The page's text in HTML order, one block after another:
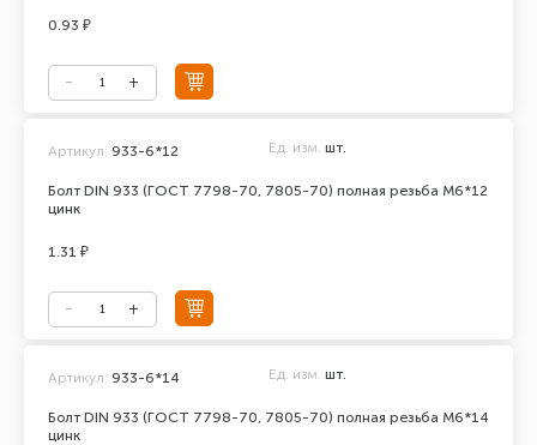
0.93 ₽
Болт DIN 933 (ГОСТ 7798-70, 7805-70) полная резьба М6*12
цинк
Артикул: 933-6*12 Ед. изм. шт.
1.31 ₽
Болт DIN 933 (ГОСТ 7798-70, 7805-70) полная резьба М6*14
цинк
Артикул: 933-6*14 Ед. изм. шт.